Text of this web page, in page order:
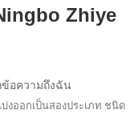
Zhiye
ข้อความถึงฉัน
งออกเป็นสองประเภท ชนิด